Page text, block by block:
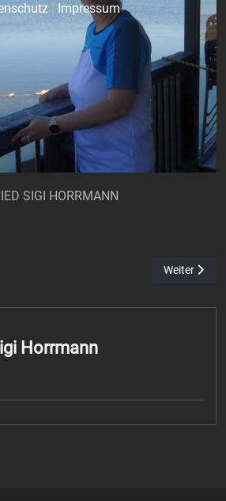
SIGI HORRMANN
10 Jahren in Kampen auf Sylt: Als ich
Nächster
Weiter
Horrmann
| Impressum